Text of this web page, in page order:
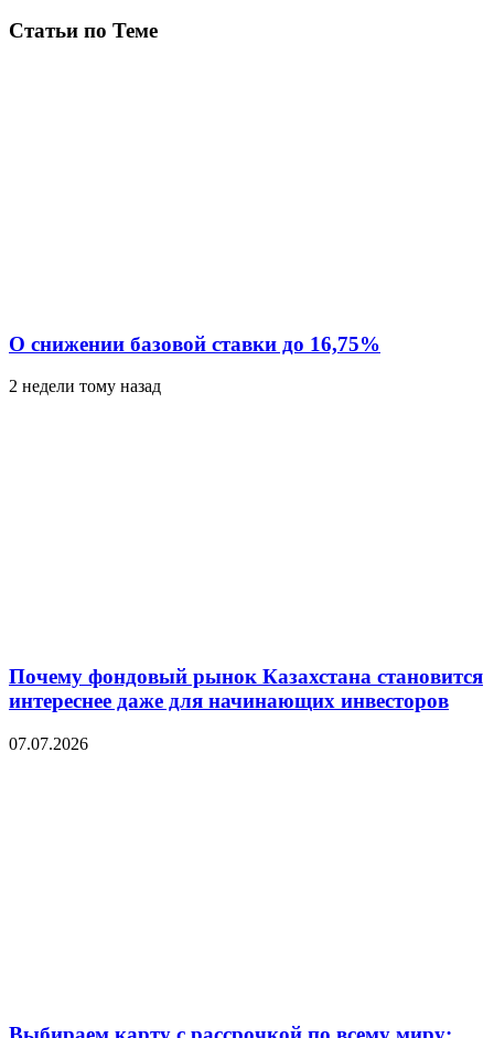
Статьи по Теме
О снижении базовой ставки до 16,75%
2 недели тому назад
Почему фондовый рынок Казахстана становится
интереснее даже для начинающих инвесторов
07.07.2026